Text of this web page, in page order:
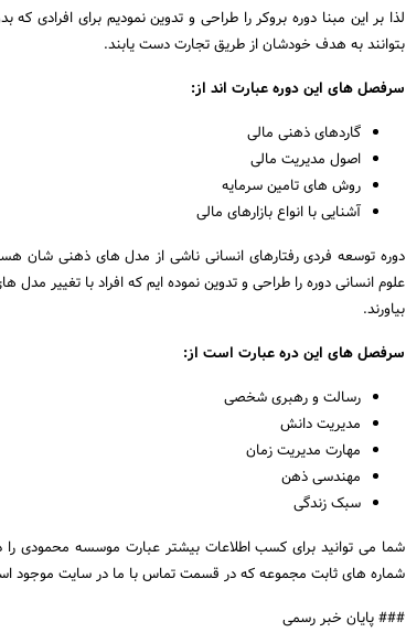
لذا بر این مبنا دوره بروکر را طراحی و تدوین نمودیم برای افرادی
بتوانند به هدف خودشان از طریق تجارت دست یابند.
سرفصل های این دوره عبارت اند از:
گاردهای ذهنی مالی
اصول مدیریت مالی
روش های تامین سرمایه
آشنایی با انواع بازارهای مالی
دوره توسعه فردی رفتارهای انسانی ناشی از مدل های ذهنی شان
علوم انسانی دوره را طراحی و تدوین نموده ایم که افراد با تغییر
بیاورند.
سرفصل های این دره عبارت است از:
رسالت و رهبری شخصی
مدیریت دانش
مهارت مدیریت زمان
مهندسی ذهن
سبک زندگی
شماره های ثابت مجموعه که در قسمت تماس با ما در سایت موجود
### پایان خبر رسمی